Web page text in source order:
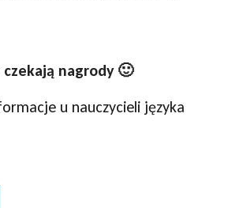
nagrody 🙂
u nauczycieli języka